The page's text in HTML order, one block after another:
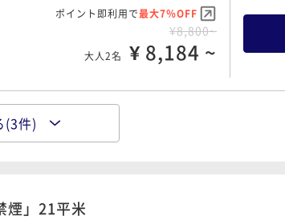
¥ 18,135 ~
ポイント即利用で最大7％OFF
¥8,800~
大人2名 ¥ 8,184 ~
ポイント即利用で
(3件)
煙」21平米